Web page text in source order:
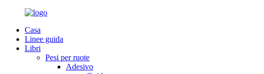
Casa
Linee guida
Libri
Pesi per ruote
Adesivo